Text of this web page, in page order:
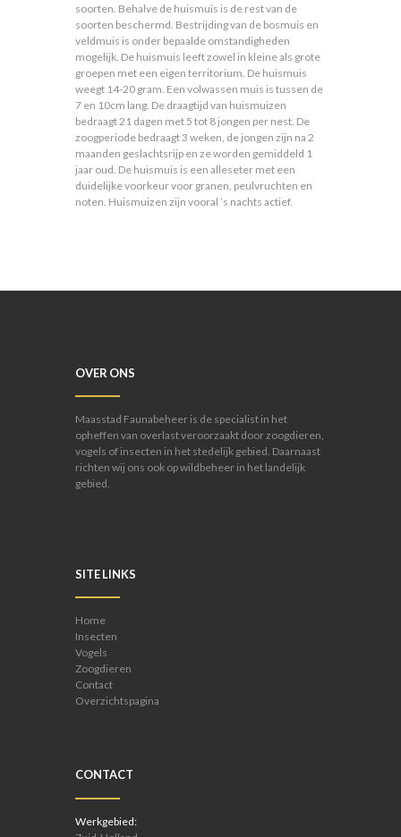
soorten. Behalve de huismuis is de rest van de
soorten beschermd. Bestrijding van de bosmuis en
veldmuis is onder bepaalde omstandigheden
mogelijk. De huismuis leeft zowel in kleine als grote
groepen met een eigen territorium. De huismuis
weegt 14-20 gram. Een volwassen muis is tussen de
7 en 10cm lang. De draagtijd van huismuizen
bedraagt 21 dagen met 5 tot 8 jongen per nest. De
zoogperiode bedraagt 3 weken, de jongen zijn na 2
maanden geslachtsrijp en ze worden gemiddeld 1
jaar oud. De huismuis is een alleseter met een
duidelijke voorkeur voor granen, peulvruchten en
noten. Huismuizen zijn vooral ’s nachts actief.
OVER ONS
Maasstad Faunabeheer is de specialist in het
opheffen van overlast veroorzaakt door zoogdieren,
vogels of insecten in het stedelijk gebied. Daarnaast
richten wij ons ook op wildbeheer in het landelijk
gebied.
SITE LINKS
Home
Insecten
Vogels
Zoogdieren
Contact
Overzichtspagina
CONTACT
Werkgebied: